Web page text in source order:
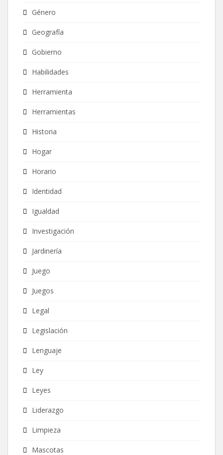
Género
Geografía
Gobierno
Habilidades
Herramienta
Herramientas
Historia
Hogar
Horario
Identidad
Igualdad
Investigación
Jardinería
Juego
Juegos
Legal
Legislación
Lenguaje
Ley
Leyes
Liderazgo
Limpieza
Mascotas